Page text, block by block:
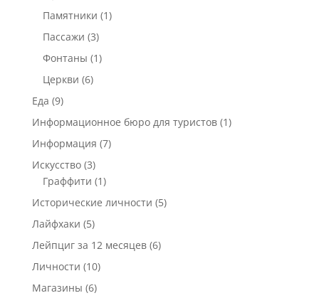
Памятники (1)
Пассажи (3)
Фонтаны (1)
Церкви (6)
Еда (9)
Информационное бюро для туристов(1)
Информация (7)
Искусство(3)
Граффити (1)
Исторические личности (5)
Лайфхаки (5)
Лейпциг за 12 месяцев(6)
Личности (10)
Магазины (6)